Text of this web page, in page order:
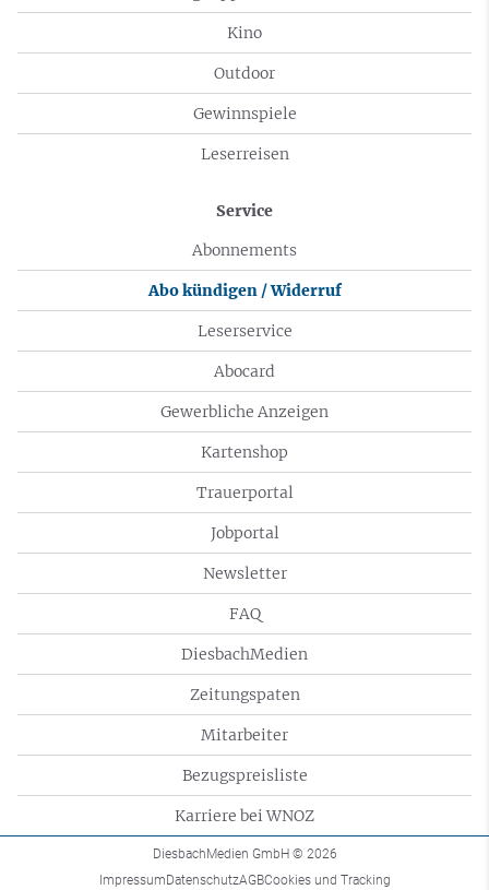
Kino
Outdoor
Gewinnspiele
Leserreisen
Service
Abonnements
Abo kündigen / Widerruf
Leserservice
Abocard
Gewerbliche Anzeigen
Kartenshop
Trauerportal
Jobportal
Newsletter
FAQ
DiesbachMedien
Zeitungspaten
Mitarbeiter
Bezugspreisliste
Karriere bei WNOZ
DiesbachMedien GmbH © 2026
ImpressumDatenschutzAGBCookies und Tracking